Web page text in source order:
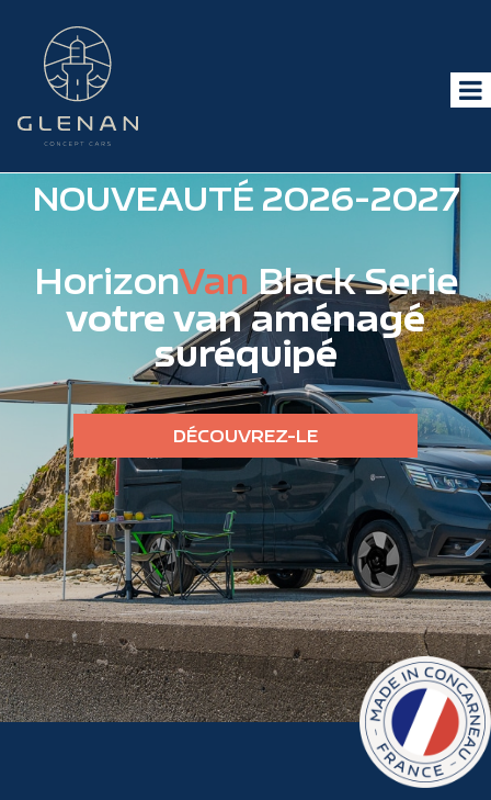
NOUVEAUTÉ 2026-2027
HorizonVan Black Serie
votre van aménagé
suréquipé
DÉCOUVREZ-LE